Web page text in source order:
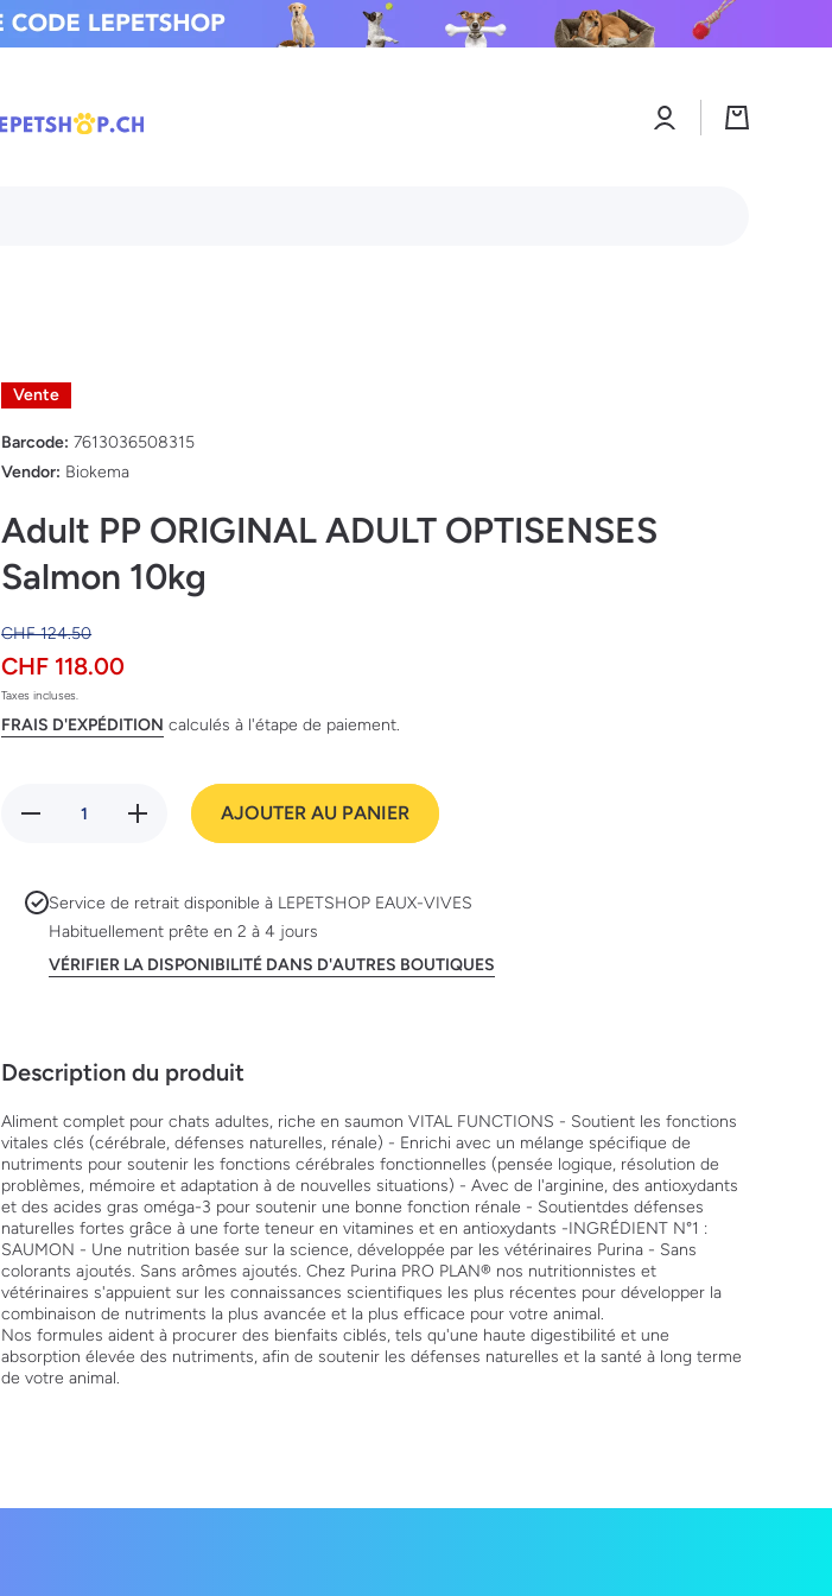
ConnexionPanier
Vente
Barcode: 7613036508315
Vendor: Biokema
Adult PP ORIGINAL ADULT OPTISENSES
Salmon 10kg
CHF 124.50
CHF 118.00
Taxes incluses.
FRAIS D'EXPÉDITION calculés à l'étape de paiement.
Réduire la
OPTISENSES
Salmon 10kg
Augmenter la
quantité de
Adult PP
OPTISENSES
Salmon 10kg
AJOUTER AU PANIER
Service de retrait disponible à LEPETSHOP EAUX-VIVES
Habituellement prête en 2 à 4 jours
VÉRIFIER LA DISPONIBILITÉ DANS D'AUTRES BOUTIQUES
Description du produit
Aliment complet pour chats adultes, riche en saumon VITAL FUNCTIONS - Soutient les fonctions
vitales clés (cérébrale, défenses naturelles, rénale) - Enrichi avec un mélange spécifique de
nutriments pour soutenir les fonctions cérébrales fonctionnelles (pensée logique, résolution de
problèmes, mémoire et adaptation à de nouvelles situations) - Avec de l'arginine, des antioxydants
et des acides gras oméga-3 pour soutenir une bonne fonction rénale - Soutientdes défenses
naturelles fortes grâce à une forte teneur en vitamines et en antioxydants -INGRÉDIENT N°1 :
SAUMON - Une nutrition basée sur la science, développée par les vétérinaires Purina - Sans
colorants ajoutés. Sans arômes ajoutés. Chez Purina PRO PLAN® nos nutritionnistes et
vétérinaires s'appuient sur les connaissances scientifiques les plus récentes pour développer la
combinaison de nutriments la plus avancée et la plus efficace pour votre animal.
Nos formules aident à procurer des bienfaits ciblés, tels qu'une haute digestibilité et une
absorption élevée des nutriments, afin de soutenir les défenses naturelles et la santé à long terme
de votre animal.